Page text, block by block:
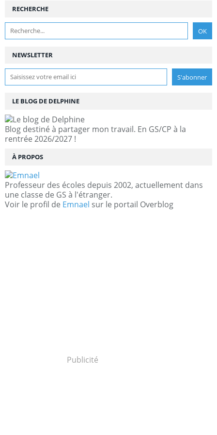
NEWSLETTER
RECHERCHE
LE BLOG DE DELPHINE
Blog destiné à partager mon travail. En GS/CP à la
rentrée 2026/2027 !
À PROPOS
Professeur des écoles depuis 2002, actuellement dans
une classe de GS à l'étranger.
Voir le profil de Emnael sur le portail Overblog
Publicité